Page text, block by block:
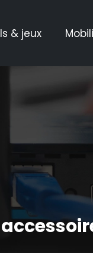
& jeux